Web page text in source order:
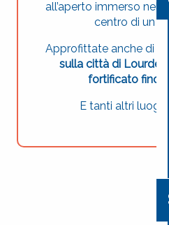
all’aperto immerso nel
centro di un
Approfittate anche di
sulla città di Lourdes,
fortificato fino al
E tanti altri luoghi